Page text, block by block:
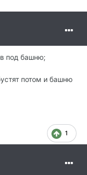
под башню;
потом и башню
1